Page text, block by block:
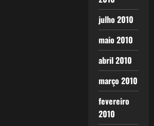
julho 2010
maio 2010
abril 2010
março 2010
fevereiro
2010